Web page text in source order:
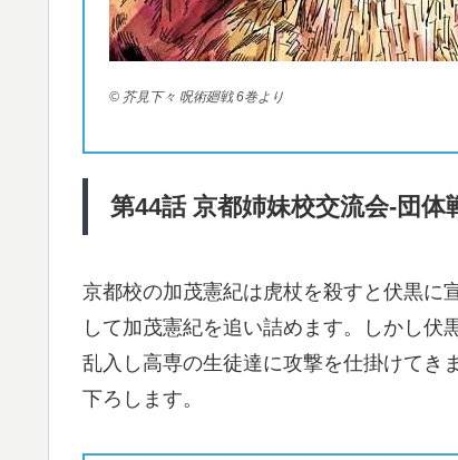
© 芥見下々 呪術廻戦 6巻より
第44話 京都姉妹校交流会-団
京都校の加茂憲紀は虎杖を殺すと伏黒に
して加茂憲紀を追い詰めます。しかし
乱入し高専の生徒達に攻撃を仕掛けてき
下ろします。